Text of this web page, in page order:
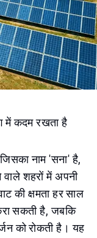
में कदम रखता है
नाम 'सना' है,
शहरों में अपनी
की क्षमता हर साल
सकती है, जबकि
को रोकती है। यह